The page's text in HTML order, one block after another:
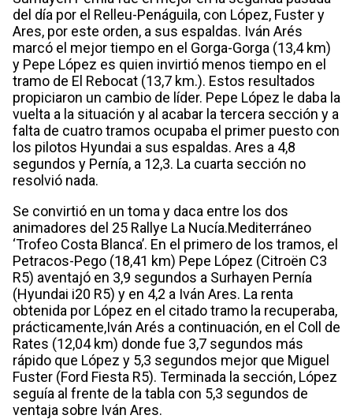
del día por el Relleu-Penáguila, con López, Fuster y
Ares, por este orden, a sus espaldas. Iván Arés
marcó el mejor tiempo en el Gorga-Gorga (13,4 km)
y Pepe López es quien invirtió menos tiempo en el
tramo de El Rebocat (13,7 km.). Estos resultados
propiciaron un cambio de líder. Pepe López le daba la
vuelta a la situación y al acabar la tercera sección y a
falta de cuatro tramos ocupaba el primer puesto con
los pilotos Hyundai a sus espaldas. Ares a 4,8
segundos y Pernía, a 12,3. La cuarta sección no
resolvió nada.
Se convirtió en un toma y daca entre los dos
animadores del 25 Rallye La Nucía.Mediterráneo
‘Trofeo Costa Blanca’. En el primero de los tramos, el
Petracos-Pego (18,41 km) Pepe López (Citroën C3
R5) aventajó en 3,9 segundos a Surhayen Pernía
(Hyundai i20 R5) y en 4,2 a Iván Ares. La renta
obtenida por López en el citado tramo la recuperaba,
prácticamente,Iván Arés a continuación, en el Coll de
Rates (12,04 km) donde fue 3,7 segundos más
rápido que López y 5,3 segundos mejor que Miguel
Fuster (Ford Fiesta R5). Terminada la sección, López
seguía al frente de la tabla con 5,3 segundos de
ventaja sobre Iván Ares.